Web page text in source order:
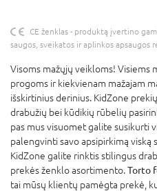
CE ženklas - produktą įvertino
saugos, sveikatos ir aplinkos apsaugos
Visoms mažųjų veikloms! Visiems
progoms ir kiekvienam mažajam
išskirtinius derinius. KidZone
drabužių bei kūdikių rūbelių
pas mus visuomet galite susikurti
palengvinti savo apsipirkimą viską
KidZone galite rinktis stilingus
prekės ženklo asortimento.Torto
tai mūsų klientų pamėgta prekė,